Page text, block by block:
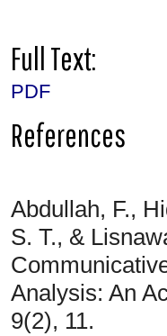
Full Text:
PDF
References
Abdullah, F.,
S. T., &
Analysis: An
9(2), 11.